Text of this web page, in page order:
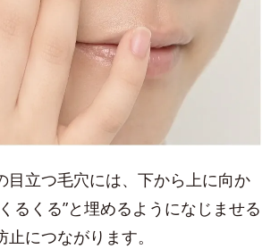
目立つ毛穴には、下から上に向か
るくる”と埋めるようになじませる
につながります。